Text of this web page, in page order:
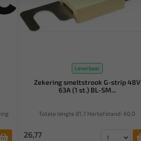
Leverbaar
Zekering smeltstrook G-strip 48V
63A (1 st.) BL-SM...
Totale lengte 81,7 Hartafstand: 60,0
26,77